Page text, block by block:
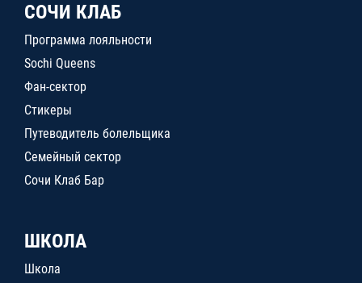
СОЧИ КЛАБ
Программа лояльности
Sochi Queens
Фан-сектор
Стикеры
Путеводитель болельщика
Семейный сектор
Сочи Клаб Бар
ШКОЛА
Школа